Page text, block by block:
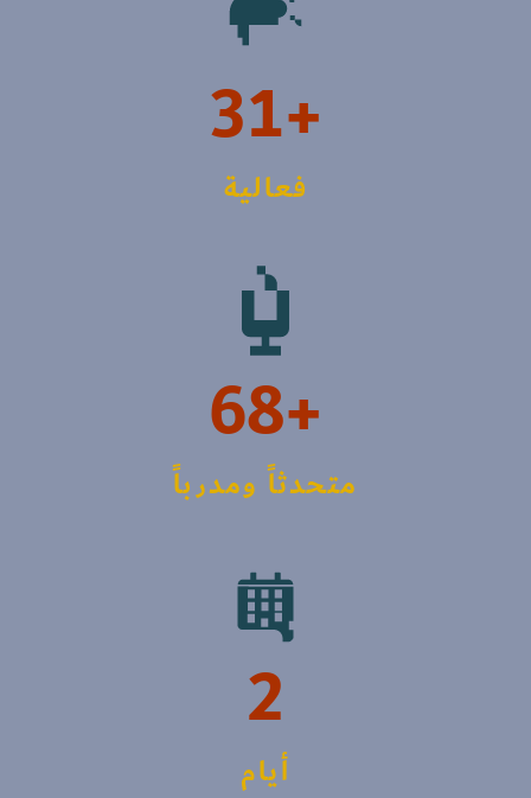
+31
فعالية
+68
متحدثاً ومدرباً
2
أيام